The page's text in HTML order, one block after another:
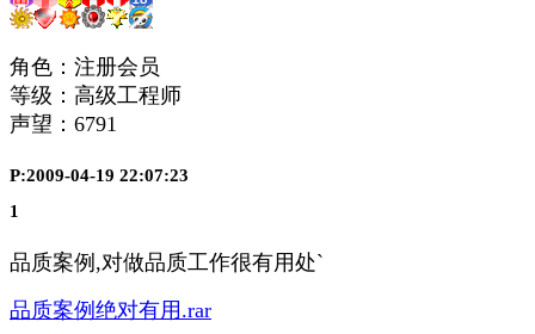
角色：注册会员
等级：高级工程师
声望： 6791
P:2009-04-19 22:07:23
1
品质案例,对做品质工作很有用处`
品质案例绝对有用.rar